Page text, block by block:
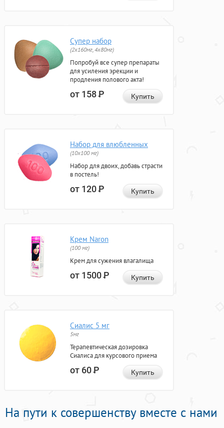
Супер набор
(2х160мг, 4х80мг)
Попробуй все супер препараты
для усиления эрекции и
продления полового акта!
от 158Р Купить
Набор для влюбленных
(10х100 мг)
Набор для двоих, добавь страсти
в постель!
от 120Р Купить
Крем Naron
(100 мг)
Крем для сужения влагалища
от 1500Р Купить
Сиалис 5 мг
5мг
Терапевтическая дозировка
Сиалиса для курсового приема
от 60Р Купить
На пути к совершенству вместе с нами